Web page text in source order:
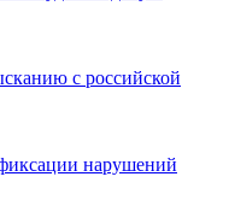
с российской
нарушений